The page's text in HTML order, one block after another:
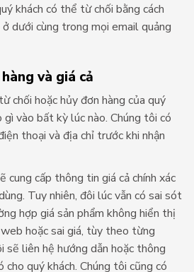
khách có thể từ chối bằng cách
dưới cùng trong mọi email quảng
và giá cả
chối hoặc hủy đơn hàng của quý
vào bất kỳ lúc nào. Chúng tôi có
thoại và địa chỉ trước khi nhận
cung cấp thông tin giá cả chính xác
Tuy nhiên, đôi lúc vẫn có sai sót
hợp giá sản phẩm không hiển thị
hoặc sai giá, tùy theo từng
sẽ liên hệ hướng dẫn hoặc thông
cho quý khách. Chúng tôi cũng có